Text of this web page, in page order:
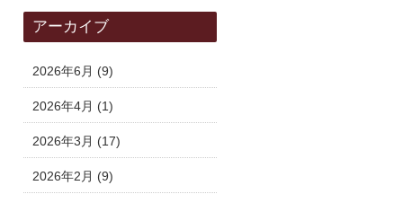
アーカイブ
2026年6月 (9)
2026年4月 (1)
2026年3月 (17)
2026年2月 (9)